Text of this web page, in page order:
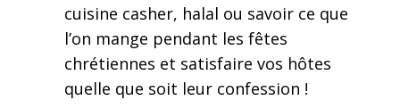
cuisine casher, halal ou savoir ce que
l’on mange pendant les fêtes
chrétiennes et satisfaire vos hôtes
quelle que soit leur confession !